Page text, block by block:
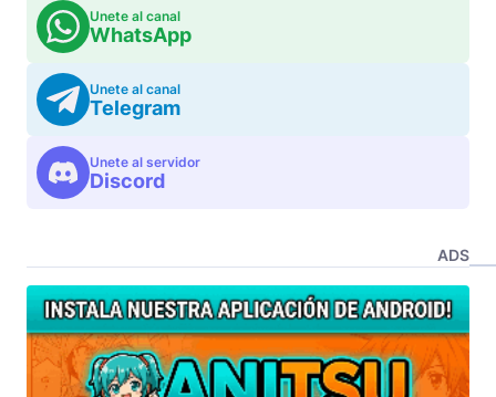
Unete al canal
WhatsApp
Unete al canal
Telegram
Unete al servidor
Discord
ADS